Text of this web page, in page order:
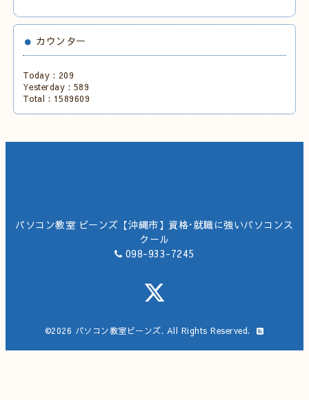
カウンター
Today : 209
Yesterday : 589
Total : 1589609
パソコン教室 ビーンズ【沖縄市】資格･就職に強いパソコンス
クール
098-933-7245
©2026 パソコン教室ビーンズ. All Rights Reserved.